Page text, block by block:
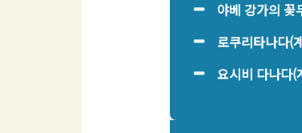
야베 강가의 꽃
로쿠리타나다(
요시비 다나다(